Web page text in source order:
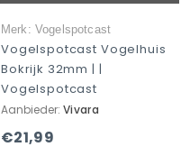
Merk: Vogelspotcast
Vogelspotcast Vogelhuis
Bokrijk 32mm | |
Vogelspotcast
Aanbieder: Vivara
€21,99